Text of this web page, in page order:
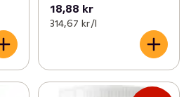
18,88 kr
314,67 kr /l